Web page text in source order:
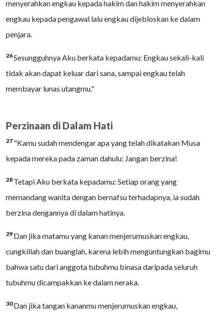
menyerahkan engkau kepada hakim dan hakim menyerahkan
engkau kepada pengawal lalu engkau dijebloskan ke dalam
penjara.
26Sesungguhnya Aku berkata kepadamu: Engkau sekali-kali
tidak akan dapat keluar dari sana, sampai engkau telah
membayar lunas utangmu."
Perzinaan di Dalam Hati
27 "Kamu sudah mendengar apa yang telah dikatakan Musa
kepada mereka pada zaman dahulu: Jangan berzina!
28 Tetapi Aku berkata kepadamu: Setiap orang yang
memandang wanita dengan bernafsu terhadapnya, ia sudah
berzina dengannya di dalam hatinya.
29 Dan jika matamu yang kanan menjerumuskan engkau,
cungkillah dan buanglah, karena lebih menguntungkan bagimu
bahwa satu dari anggota tubuhmu binasa daripada seluruh
tubuhmu dicampakkan ke dalam neraka.
30Dan jika tangan kananmu menjerumuskan engkau,